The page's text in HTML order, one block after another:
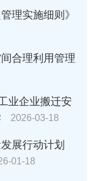
理实施细则》
合理利用管理
业企业搬迁安
2026-03-18
展行动计划
01-18